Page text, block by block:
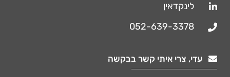
לינקדאין
052-639-3378
עדי, צרי איתי קשר בבקשה